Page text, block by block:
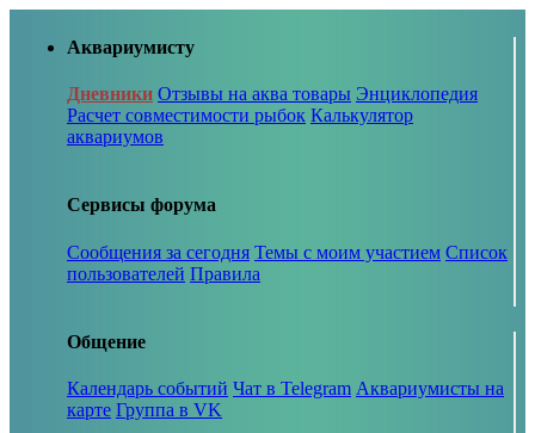
Аквариумисту
Дневники Отзывы на аква товары Энциклопедия
Расчет совместимости рыбок Калькулятор
аквариумов
Сервисы форума
Сообщения за сегодня Темы с моим участием Список
пользователей Правила
Общение
Календарь событий Чат в Telegram Аквариумисты на
карте Группа в VK